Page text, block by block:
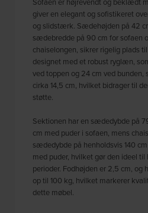
giver en elegant og sofistikeret
og slidstærk. Sædehøjden på 42
sædebredde på 90 cm for sofaen
chaiselongen, sikrer rigelig plads
designet med et robust ryglæn,
ved toppen og 24 cm ved bunden,
cirka 14,5 cm, hvilket bidrager til
støtte.
Sektionen har en sædedybde på
cm med puder i sofaen, mens
sædedybde på henholdsvis 140
med puder, hvilket gør den ideel
perioder. Fodhøjden er 2,5 cm,
op til 100 kg, hvilket markerer
dette møbel.